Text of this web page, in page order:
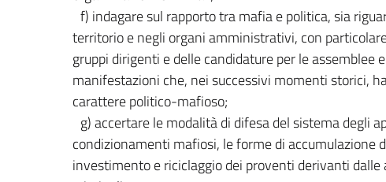
f) indagare sul rapporto tra mafia e politica, sia
territorio e negli organi amministrativi, con
gruppi dirigenti e delle candidature per le assemblee
manifestazioni che, nei successivi momenti storici,
carattere politico-mafioso;
g) accertare le modalità di difesa del sistema degli
condizionamenti mafiosi, le forme di accumulazione
investimento e riciclaggio dei proventi derivanti